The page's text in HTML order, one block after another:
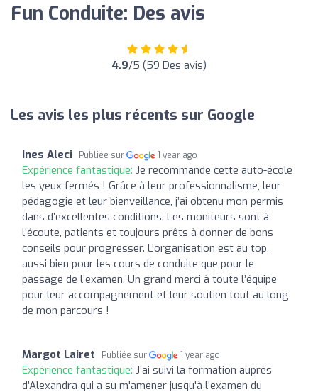
Fun Conduite: Des avis
4.9/5 (59 Des avis)
Les avis les plus récents sur Google
Ines Aleci Publiée sur 1 year ago
Expérience fantastique: Je recommande cette auto-école
les yeux fermés ! Grâce à leur professionnalisme, leur
pédagogie et leur bienveillance, j’ai obtenu mon permis
dans d’excellentes conditions. Les moniteurs sont à
l’écoute, patients et toujours prêts à donner de bons
conseils pour progresser. L’organisation est au top,
aussi bien pour les cours de conduite que pour le
passage de l’examen. Un grand merci à toute l’équipe
pour leur accompagnement et leur soutien tout au long
de mon parcours !
Margot Lairet Publiée sur 1 year ago
Expérience fantastique: J’ai suivi la formation auprès
d’Alexandra qui a su m'amener jusqu'à l’examen du